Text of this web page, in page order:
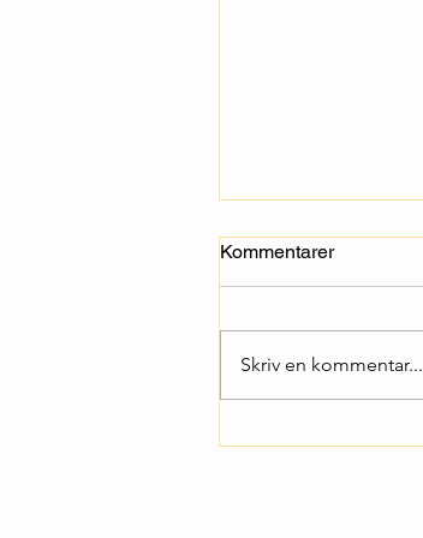
Kommentarer
Skriv en kommentar...